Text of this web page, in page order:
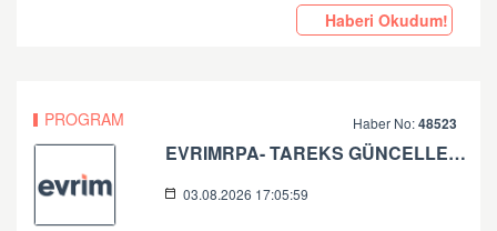
Haberi Okudum!
PROGRAM Haber No:48523
EVRIMRPA- TAREKS GÜNCELLEMESI HAKKINDA
03.08.2026 17:05:59